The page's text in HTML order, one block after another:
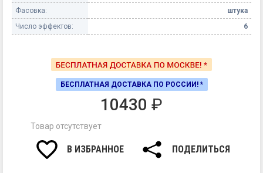
Фасовка:
штука
Число эффектов:
6
БЕСПЛАТНАЯ ДОСТАВКА ПО РОССИИ! *
10430 ₽
Товар отсутствует
В ИЗБРАННОЕ ПОДЕЛИТЬСЯ